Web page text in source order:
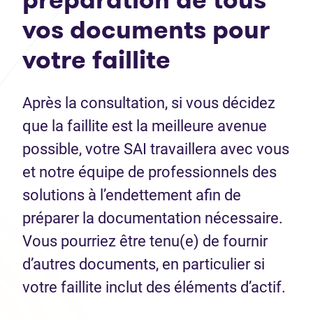
vos documents pour
votre faillite
Après la consultation, si vous décidez
que la faillite est la meilleure avenue
possible, votre SAI travaillera avec vous
et notre équipe de professionnels des
solutions à l’endettement afin de
préparer la documentation nécessaire.
Vous pourriez être tenu(e) de fournir
d’autres documents, en particulier si
votre faillite inclut des éléments d’actif.